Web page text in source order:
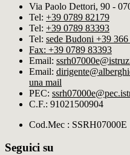
Via Paolo Dettori, 90 -
Tel: +39 0789 82179
Tel: +39 0789 83393
Tel: sede Budoni +39
Fax: +39 0789 83393
Email:
Email:
una mail
PEC:
C.F.: 91021500904
Cod.Mec : SSRH07000E
Seguici su